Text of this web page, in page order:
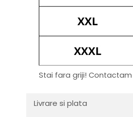
Stai fara griji!
Livrare si plata